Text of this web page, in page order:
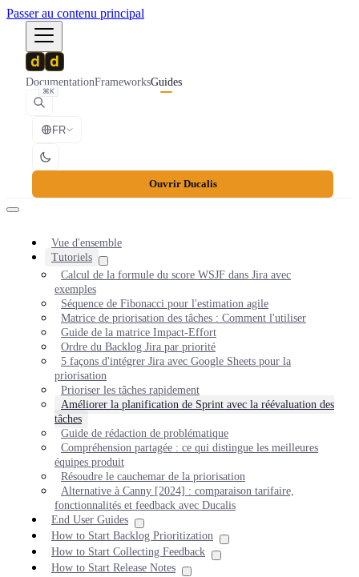
Passer au contenu principal
DocumentationFrameworksGuides
⌘K
FR
Ouvrir Ducalis
Vue d'ensemble
Tutoriels
Calcul de la formule du score WSJF dans Jira avec
exemples
Séquence de Fibonacci pour l'estimation agile
Matrice de priorisation des tâches : Comment l'utiliser
Guide de la matrice Impact-Effort
Ordre du Backlog Jira par priorité
5 façons d'intégrer Jira avec Google Sheets pour la
priorisation
Prioriser les tâches rapidement
Améliorer la planification de Sprint avec la réévaluation des
tâches
Guide de rédaction de problématique
Compréhension partagée : ce qui distingue les meilleures
équipes produit
Résoudre le cauchemar de la priorisation
Alternative à Canny [2024] : comparaison tarifaire,
fonctionnalités et feedback avec Ducalis
End User Guides
How to Start Backlog Prioritization
How to Start Collecting Feedback
How to Start Release Notes